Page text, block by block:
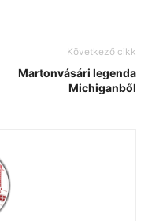
Következő cikk
Martonvásári legenda
Michiganből